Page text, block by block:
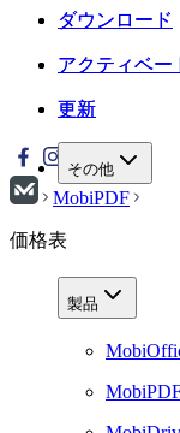
ダウンロード
アクティベー
更新
その他
ダウンロード
アクティベー
更新
MobiPDF
価格表
製品